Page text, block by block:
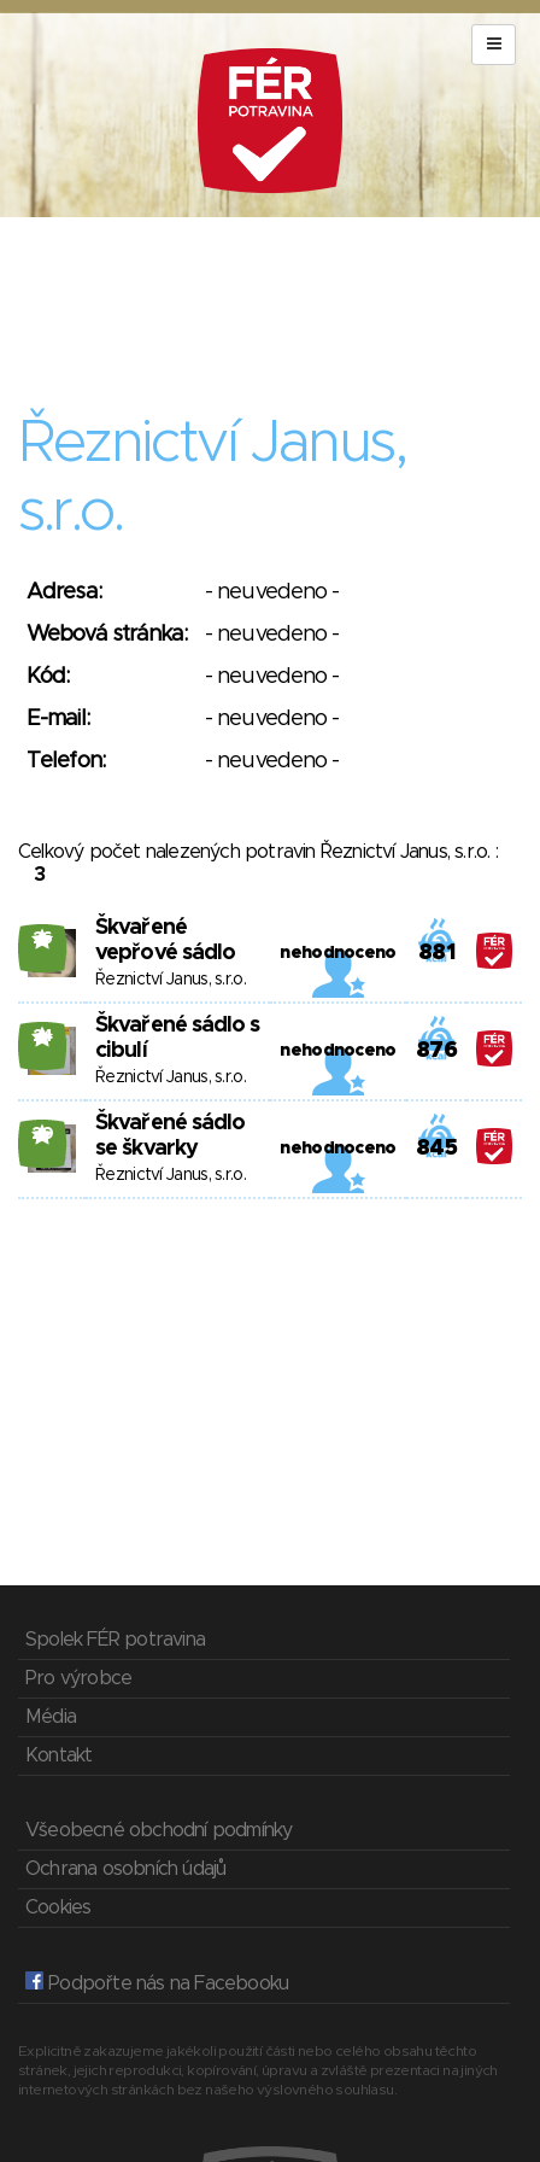
Řeznictví Janus,
s.r.o.
Adresa:
- neuvedeno -
Webová stránka:
- neuvedeno -
Kód:
- neuvedeno -
E-mail:
- neuvedeno -
Telefon:
- neuvedeno -
Celkový počet nalezených potravin Řeznictví Janus, s.r.o. :
3
26
Škvařené
vepřové sádlo
Řeznictví Janus, s.r.o.
nehodnoceno 881
24
Škvařené sádlo s
cibulí
Řeznictví Janus, s.r.o.
nehodnoceno 876
20
Škvařené sádlo
se škvarky
Řeznictví Janus, s.r.o.
nehodnoceno 845
Spolek FÉR potravina
Pro výrobce
Média
Kontakt
Všeobecné obchodní podmínky
Ochrana osobních údajů
Cookies
Podpořte nás na Facebooku
Explicitně zakazujeme jakékoli použití části nebo celého obsahu těchto
stránek, jejich reprodukci, kopírování, úpravu a zvláště prezentaci na jiných
internetových stránkách bez našeho výslovného souhlasu.